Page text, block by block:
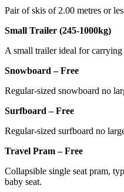
Pair of skis of 2.00 metres or
Small Trailer (245-1000kg)
A small trailer ideal for carrying
Snowboard – Free
Regular-sized snowboard no
Surfboard – Free
Regular-sized surfboard no
Travel Pram – Free
Collapsible single seat pram,
baby seat.